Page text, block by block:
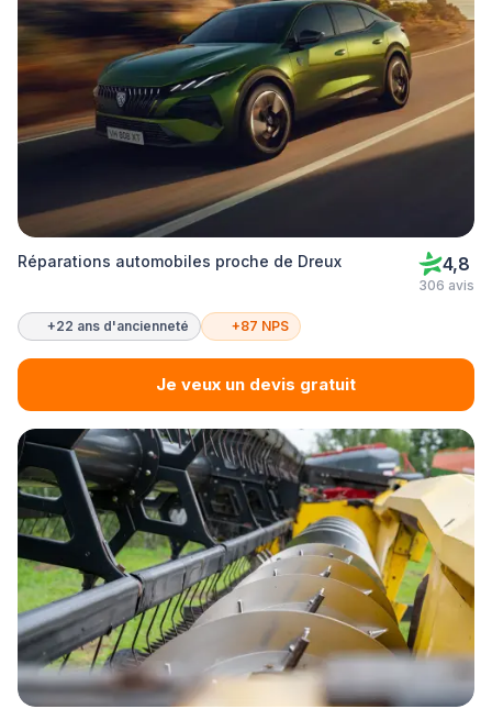
Réparations automobiles proche de Dreux 4,8
306 avis
+22 ans d'ancienneté +87 NPS
Je veux un devis gratuit